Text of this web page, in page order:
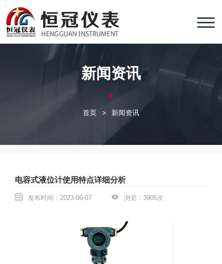
新闻资讯
首页 > 新闻资讯
电容式液位计使用特点详细分析
发布时间：2023-06-07 浏览：3905次